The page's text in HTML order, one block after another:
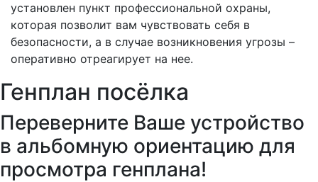
установлен пункт профессиональной охраны,
которая позволит вам чувствовать себя в
безопасности, а в случае возникновения угрозы –
оперативно отреагирует на нее.
Генплан посёлка
Переверните Ваше устройство
в альбомную ориентацию для
просмотра генплана!